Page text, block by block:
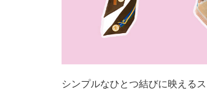
シンプルなひとつ結びに映える